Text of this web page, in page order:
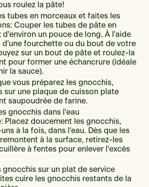
roulez la pâte!
tubes en morceaux et faites les
Couper les tubes de pâte en
d'environ un pouce de long. À l'aide
d'une fourchette ou du bout de votre
sur un bout de pâte et roulez-la
pour former une échancrure (idéale
la sauce).
vous préparez les gnocchis,
sur une plaque de cuisson plate
saupoudrée de farine.
gnocchis dans l'eau
Placez doucement les gnocchis,
à la fois, dans l'eau. Dès que les
à la surface, retirez-les
à fentes pour enlever l'excès
gnocchis sur un plat de service
cuire les gnocchis restants de la